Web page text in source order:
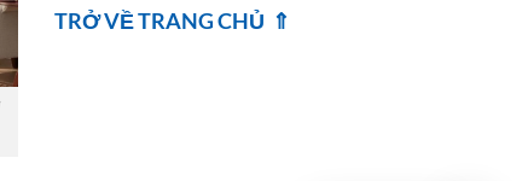
TRỞ VỀ TRANG CHỦ ⇑